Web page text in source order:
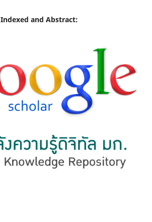
Indexed and Abstract: